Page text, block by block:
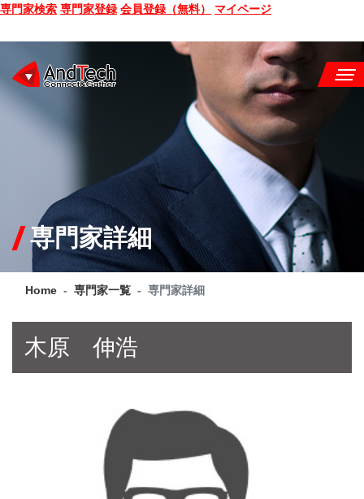
専門家検索 専門家登録 会員登録（無料） マイページ
CONSULTING
SERVICE
COMPANY
Q&A
専門家詳細
Home 専門家一覧 専門家詳細
木原 伸浩